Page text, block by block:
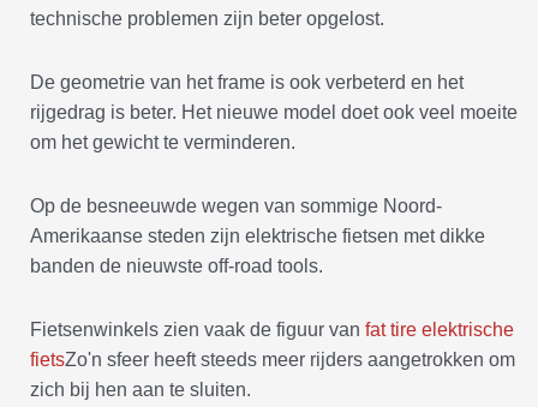
technische problemen zijn beter opgelost.
De geometrie van het frame is ook verbeterd en het
rijgedrag is beter. Het nieuwe model doet ook veel moeite
om het gewicht te verminderen.
Op de besneeuwde wegen van sommige Noord-
Amerikaanse steden zijn elektrische fietsen met dikke
banden de nieuwste off-road tools.
Fietsenwinkels zien vaak de figuur van fat tire elektrische
fietsZo'n sfeer heeft steeds meer rijders aangetrokken om
zich bij hen aan te sluiten.